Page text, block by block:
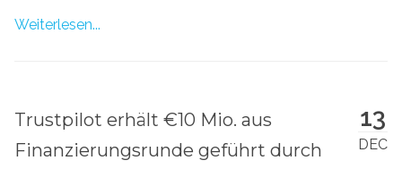
Weiterlesen...
13
DEC
Trustpilot erhält €10 Mio. aus
Finanzierungsrunde geführt durch